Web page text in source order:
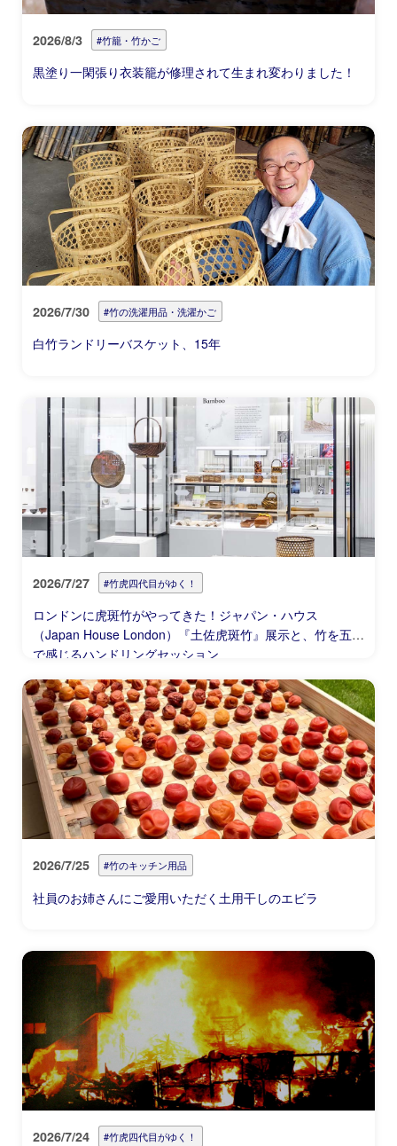
2026/8/3 #竹籠・竹かご
黒塗り一閑張り衣装籠が修理されて生まれ変わりました！
2026/7/30 #竹の洗濯用品・洗濯かご
白竹ランドリーバスケット、15年
2026/7/27 #竹虎四代目がゆく！
ロンドンに虎斑竹がやってきた！ジャパン・ハウス
（Japan House London）『土佐虎斑竹』展示と、竹を五感
で感じるハンドリングセッション
2026/7/25 #竹のキッチン用品
社員のお姉さんにご愛用いただく土用干しのエビラ
2026/7/24 #竹虎四代目がゆく！